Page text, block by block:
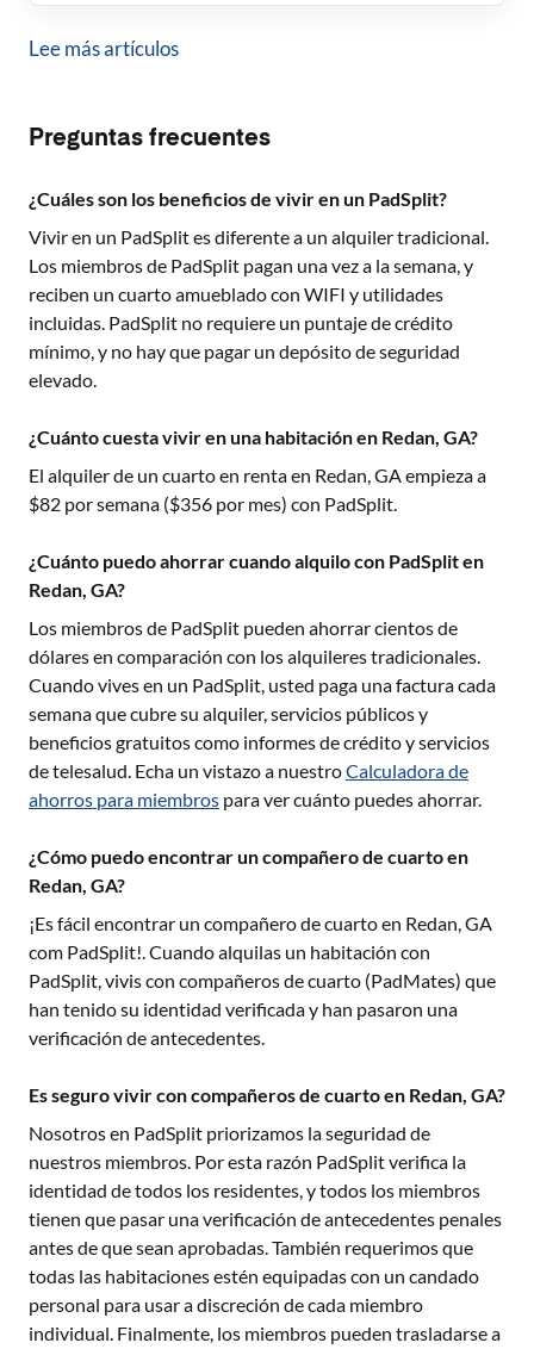
Lee más artículos
Preguntas frecuentes
¿Cuáles son los beneficios de vivir en un PadSplit?
Vivir en un PadSplit es diferente a un alquiler tradicional.
Los miembros de PadSplit pagan una vez a la semana, y
reciben un cuarto amueblado con WIFI y utilidades
incluidas. PadSplit no requiere un puntaje de crédito
mínimo, y no hay que pagar un depósito de seguridad
elevado.
¿Cuánto cuesta vivir en una habitación en Redan, GA?
El alquiler de un cuarto en renta en Redan, GAempieza a
$82 por semana ($356 por mes) con PadSplit.
¿Cuánto puedo ahorrar cuando alquilo con PadSplit en
Redan, GA?
Los miembros de PadSplit pueden ahorrar cientos de
dólares en comparación con los alquileres tradicionales.
Cuando vives en un PadSplit, usted paga una factura cada
semana que cubre su alquiler, servicios públicos y
beneficios gratuitos como informes de crédito y servicios
de telesalud. Echa un vistazo a nuestroCalculadora de
ahorros para miembros para ver cuánto puedes ahorrar.
¿Cómo puedo encontrar un compañero de cuarto en
Redan, GA?
¡Es fácil encontrar un compañero de cuarto en Redan, GA
com PadSplit!. Cuando alquilas un habitación con
PadSplit, vivis con compañeros de cuarto (PadMates) que
han tenido su identidad verificada y han pasaron una
verificación de antecedentes.
Es seguro vivir con compañeros de cuarto en Redan, GA?
Nosotros en PadSplit priorizamos la seguridad de
nuestros miembros. Por esta razón PadSplit verifica la
identidad de todos los residentes, y todos los miembros
tienen que pasar una verificación de antecedentes penales
antes de que sean aprobadas. También requerimos que
todas las habitaciones estén equipadas con un candado
personal para usar a discreción de cada miembro
individual. Finalmente, los miembros pueden trasladarse a